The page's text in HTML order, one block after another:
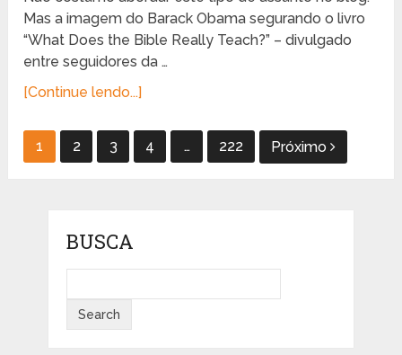
Mas a imagem do Barack Obama segurando o livro
“What Does the Bible Really Teach?” – divulgado
entre seguidores da …
[Continue lendo...]
Paginação
1 2 3 4 … 222 Próximo
BUSCA